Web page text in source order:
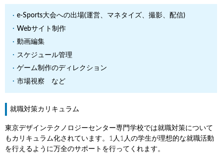
e-Sports大会への出場(運営、マネタイズ、撮影、配信)
Webサイト制作
動画編集
スケジュール管理
ゲーム制作のディレクション
市場視察 など
就職対策カリキュラム
東京デザインテクノロジーセンター専門学校では就職対策について
もカリキュラム化されています。1人1人の学生が理想的な就職活動
を行えるように万全のサポートを行ってくれます。